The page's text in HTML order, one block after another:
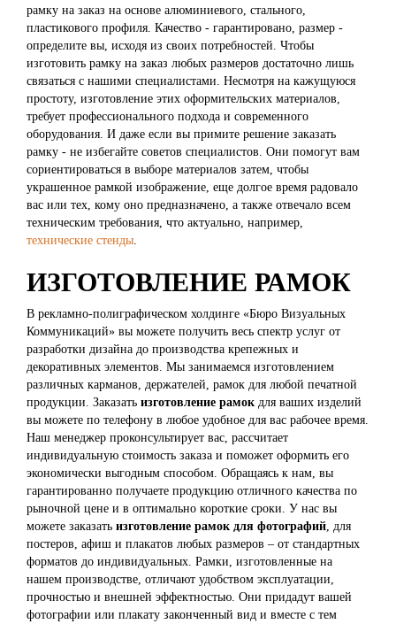
рамку на заказ на основе алюминиевого, стального,
пластикового профиля. Качество - гарантировано, размер -
определите вы, исходя из своих потребностей. Чтобы
изготовить рамку на заказ любых размеров достаточно лишь
связаться с нашими специалистами. Несмотря на кажущуюся
простоту, изготовление этих оформительских материалов,
требует профессионального подхода и современного
оборудования. И даже если вы примите решение заказать
рамку - не избегайте советов специалистов. Они помогут вам
сориентироваться в выборе материалов затем, чтобы
украшенное рамкой изображение, еще долгое время радовало
вас или тех, кому оно предназначено, а также отвечало всем
техническим требования, что актуально, например,
технические стенды
ИЗГОТОВЛЕНИЕ РАМОК
В рекламно-полиграфическом холдинге «Бюро Визуальных
Коммуникаций» вы можете получить весь спектр услуг от
разработки дизайна до производства крепежных и
декоративных элементов. Мы занимаемся изготовлением
различных карманов, держателей, рамок для любой печатной
продукции. Заказать изготовление рамок для ваших изделий
вы можете по телефону в любое удобное для вас рабочее время.
Наш менеджер проконсультирует вас, рассчитает
индивидуальную стоимость заказа и поможет оформить его
экономически выгодным способом. Обращаясь к нам, вы
гарантированно получаете продукцию отличного качества по
рыночной цене и в оптимально короткие сроки. У нас вы
можете заказать изготовление рамок для фотографий , для
постеров, афиш и плакатов любых размеров – от стандартных
форматов до индивидуальных. Рамки, изготовленные на
нашем производстве, отличают удобством эксплуатации,
прочностью и внешней эффектностью. Они придадут вашей
фотографии или плакату законченный вид и вместе с тем